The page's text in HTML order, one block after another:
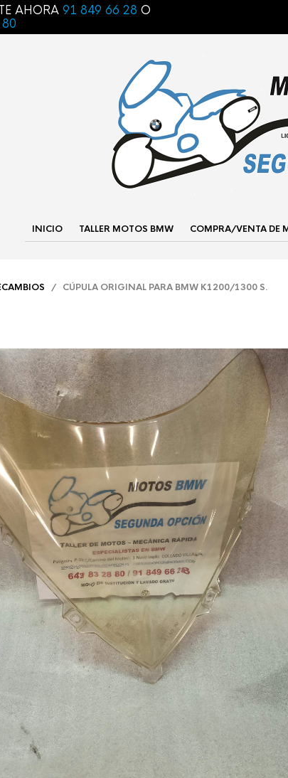
AHORA 91 849 66 28 O
INICIO TALLER MOTOS BMW COMPRA/VENTA DE
/ CÚPULA ORIGINAL PARA BMW K1200/1300 S.